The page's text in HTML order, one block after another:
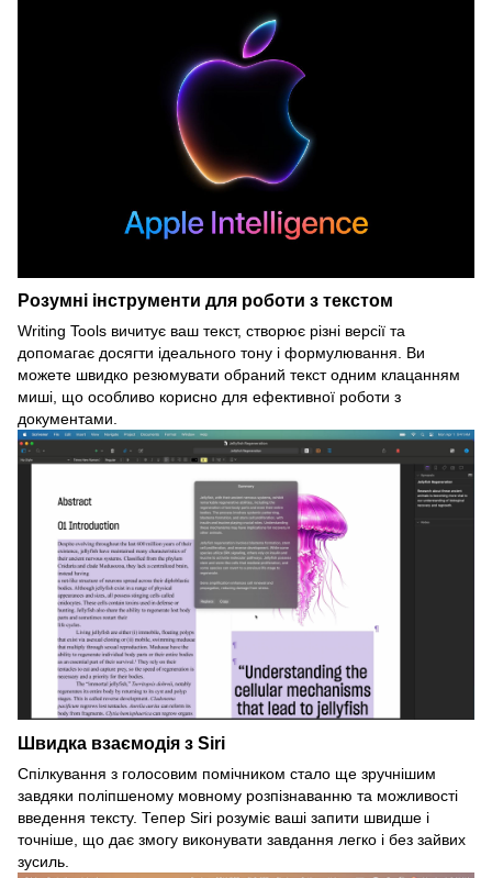
Розумні інструменти для роботи з текстом
Writing Tools вичитує ваш текст, створює різні версії та
допомагає досягти ідеального тону і формулювання. Ви
можете швидко резюмувати обраний текст одним клацанням
миші, що особливо корисно для ефективної роботи з
документами.
Швидка взаємодія з Siri
Спілкування з голосовим помічником стало ще зручнішим
завдяки поліпшеному мовному розпізнаванню та можливості
введення тексту. Тепер Siri розуміє ваші запити швидше і
точніше, що дає змогу виконувати завдання легко і без зайвих
зусиль.